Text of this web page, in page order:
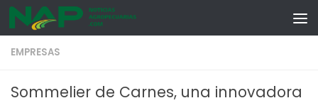
Skip to content
EMPRESAS
Sommelier de Carnes, una innovadora